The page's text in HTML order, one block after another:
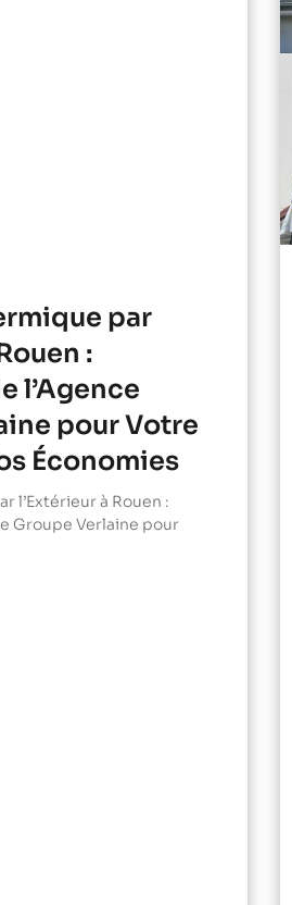
par
:
l’Agence
pour Votre
Économies
l’Extérieur à Rouen :
Groupe Verlaine pour